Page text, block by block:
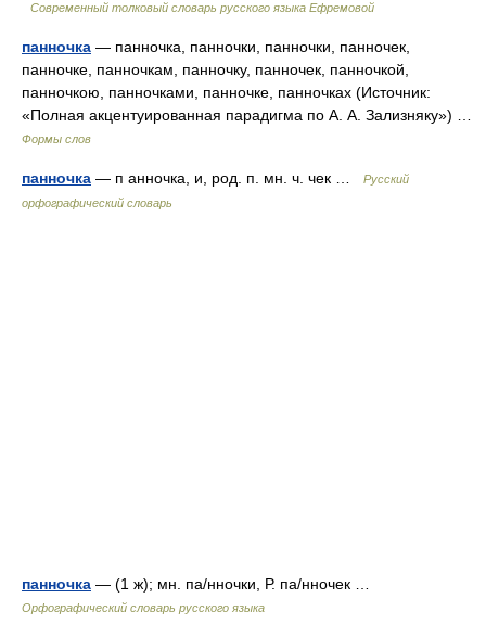
Современный толковый словарь русского языка Ефремовой
панночка — панночка, панночки, панночки, панночек,
панночке, панночкам, панночку, панночек, панночкой,
панночкою, панночками, панночке, панночках (Источник:
«Полная акцентуированная парадигма по А. А. Зализняку») …
Формы слов
панночка — п анночка, и, род. п. мн. ч. чек …
Русский
орфографический словарь
панночка — (1 ж); мн. па/нночки, Р. па/нночек …
Орфографический словарь русского языка